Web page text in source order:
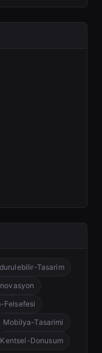
Tasarim
Felsefesi
Mobilya-Tasarimi
Kentsel-Donusum